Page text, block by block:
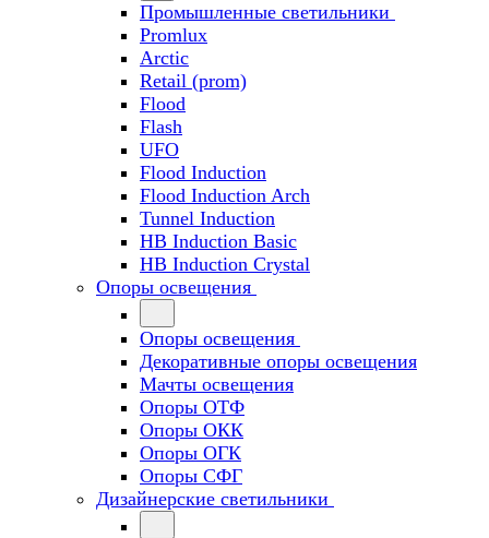
Промышленные светильники
Promlux
Arctic
Retail (prom)
Flood
Flash
UFO
Flood Induction
Flood Induction Arch
Tunnel Induction
HB Induction Basic
HB Induction Crystal
Опоры освещения
Опоры освещения
Декоративные опоры освещения
Мачты освещения
Опоры ОТФ
Опоры ОКК
Опоры ОГК
Опоры СФГ
Дизайнерские светильники